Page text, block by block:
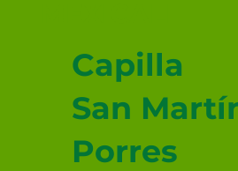
Capilla
San
Porres